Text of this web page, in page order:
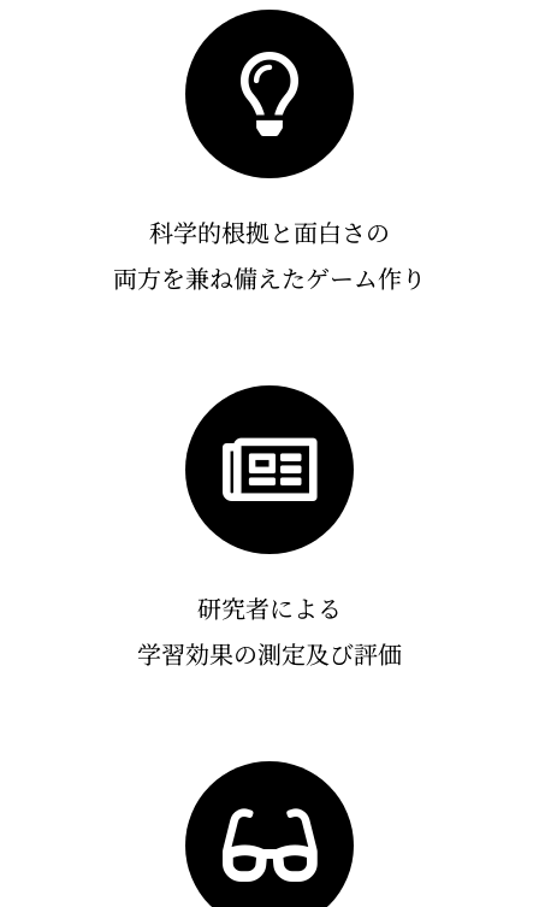
科学的根拠と面白さの
両方を兼ね備えたゲーム作り
研究者による
学習効果の測定及び評価